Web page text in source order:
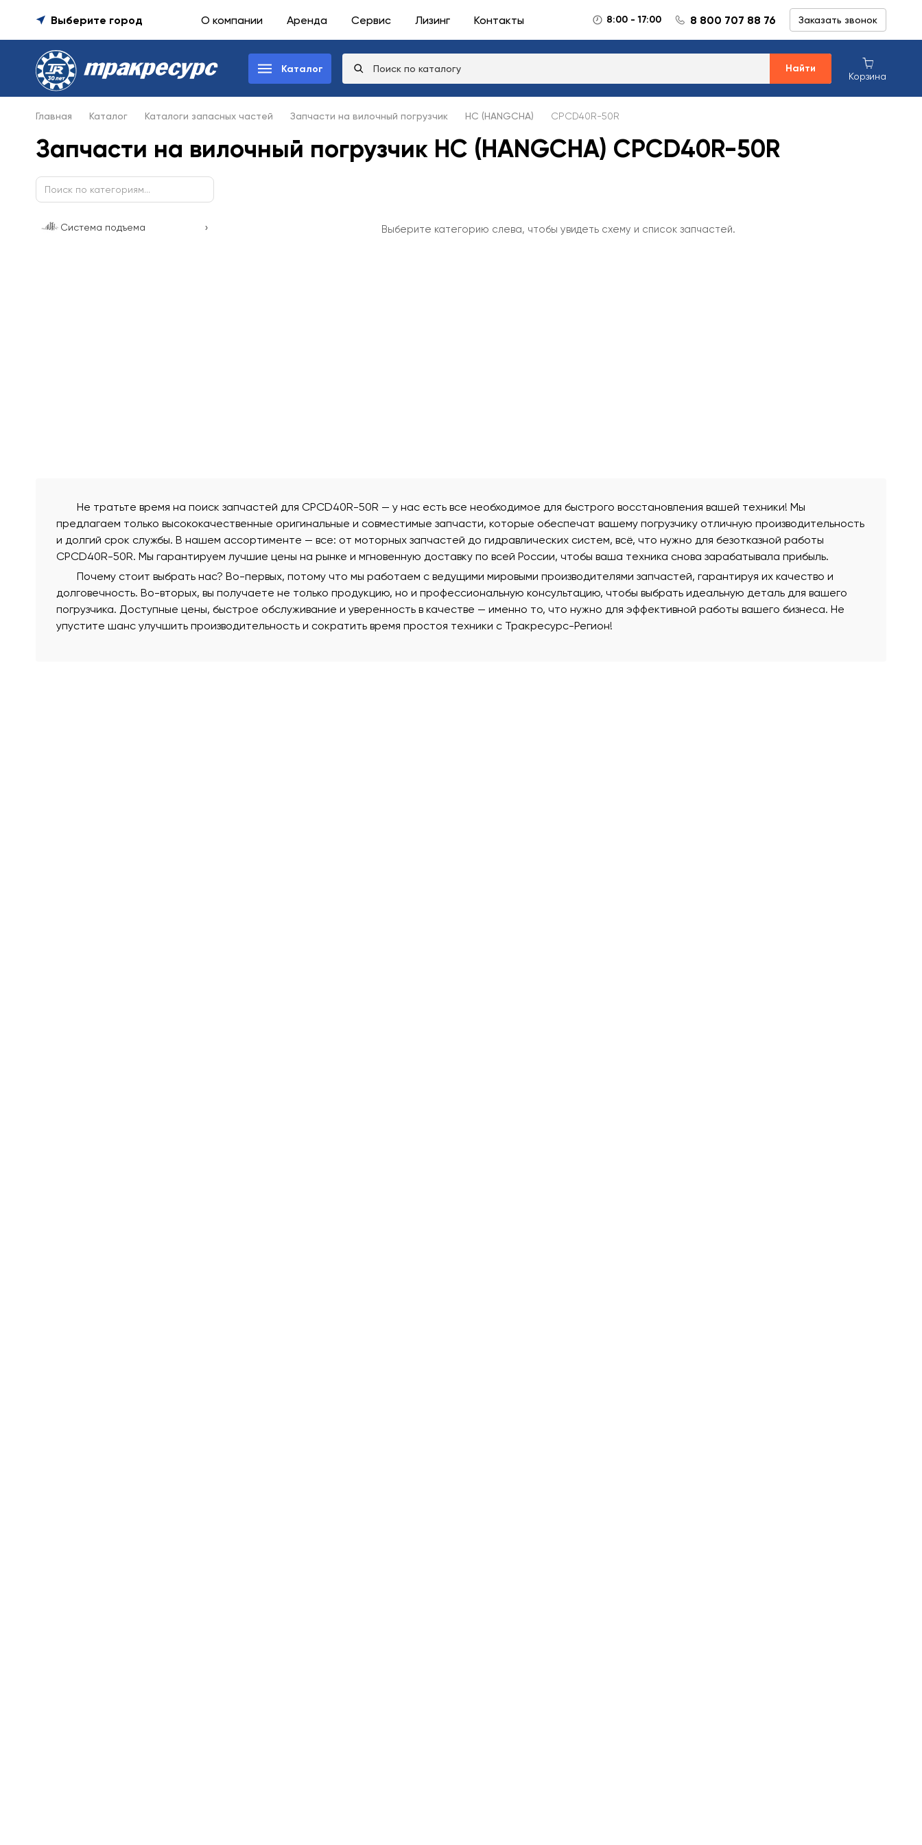
Выберите город О компании Аренда Сервис Лизинг Контакты 8:00 - 17:00 8 800 707 88 76 Заказать звонок
Каталог Найти
Корзина
Главная Каталог Каталоги запасных частей Запчасти на вилочный погрузчик HC (HANGCHA) CPCD40R-50R
Запчасти на вилочный погрузчик HC (HANGCHA) CPCD40R-50R
Система подъема › Выберите категорию слева, чтобы увидеть схему и список запчастей.
Не тратьте время на поиск запчастей для CPCD40R-50R — у нас есть все необходимое для быстрого восстановления вашей техники! Мы
предлагаем только высококачественные оригинальные и совместимые запчасти, которые обеспечат вашему погрузчику отличную производительность
и долгий срок службы. В нашем ассортименте — все: от моторных запчастей до гидравлических систем, всё, что нужно для безотказной работы
CPCD40R-50R. Мы гарантируем лучшие цены на рынке и мгновенную доставку по всей России, чтобы ваша техника снова зарабатывала прибыль.
Почему стоит выбрать нас? Во-первых, потому что мы работаем с ведущими мировыми производителями запчастей, гарантируя их качество и
долговечность. Во-вторых, вы получаете не только продукцию, но и профессиональную консультацию, чтобы выбрать идеальную деталь для вашего
погрузчика. Доступные цены, быстрое обслуживание и уверенность в качестве — именно то, что нужно для эффективной работы вашего бизнеса. Не
упустите шанс улучшить производительность и сократить время простоя техники с Тракресурс-Регион!